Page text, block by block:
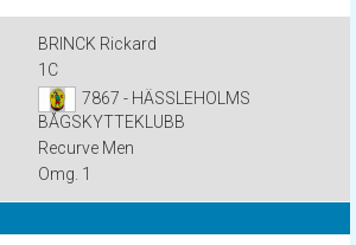
BRINCK Rickard
1C
7867 - HÄSSLEHOLMS
BÅGSKYTTEKLUBB
Recurve Men
Omg. 1